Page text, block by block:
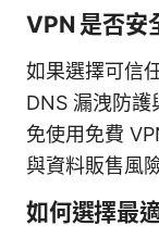
VPN 是否安
如果選擇可信
DNS 漏洩防護
免使用免費
與資料販售風
如何選擇最